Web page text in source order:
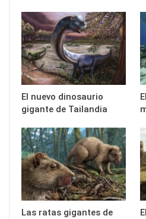
El nuevo dinosaurio
gigante de Tailandia
Las ratas gigantes de